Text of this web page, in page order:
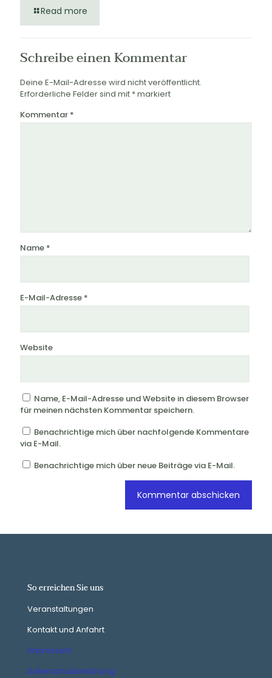
Read more
Schreibe einen Kommentar
Deine E-Mail-Adresse wird nicht veröffentlicht.
Erforderliche Felder sind mit *markiert
Kommentar *
Name *
E-Mail-Adresse *
Website
Name, E-Mail-Adresse und Website in diesem Browser
für meinen nächsten Kommentar speichern.
Benachrichtige mich über nachfolgende Kommentare
via E-Mail.
Benachrichtige mich über neue Beiträge via E-Mail.
So erreichen Sie uns
Veranstaltungen
Kontakt und Anfahrt
Impressum
Datenschutzerklärung